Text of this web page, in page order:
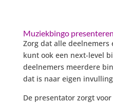
Muziekbingo presenteren
Zorg dat alle deelnemers
kunt ook een next-level
deelnemers meerdere
dat is naar eigen
De presentator zorgt